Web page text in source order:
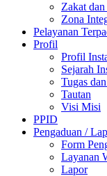
Zakat
Zona
Pelayanan
Profil
Profil
Sejarah
Tugas
Tautan
Visi Misi
PPID
Pengaduan /
Form
Layanan
Lapor